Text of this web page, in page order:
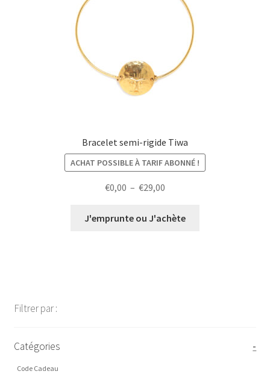
Bracelet semi-rigide Tiwa
ACHAT POSSIBLE À TARIF ABONNÉ !
€0,00 – €29,00
prix :
J'emprunte ou J'achète
Filtrer par :
Catégories -
Code Cadeau